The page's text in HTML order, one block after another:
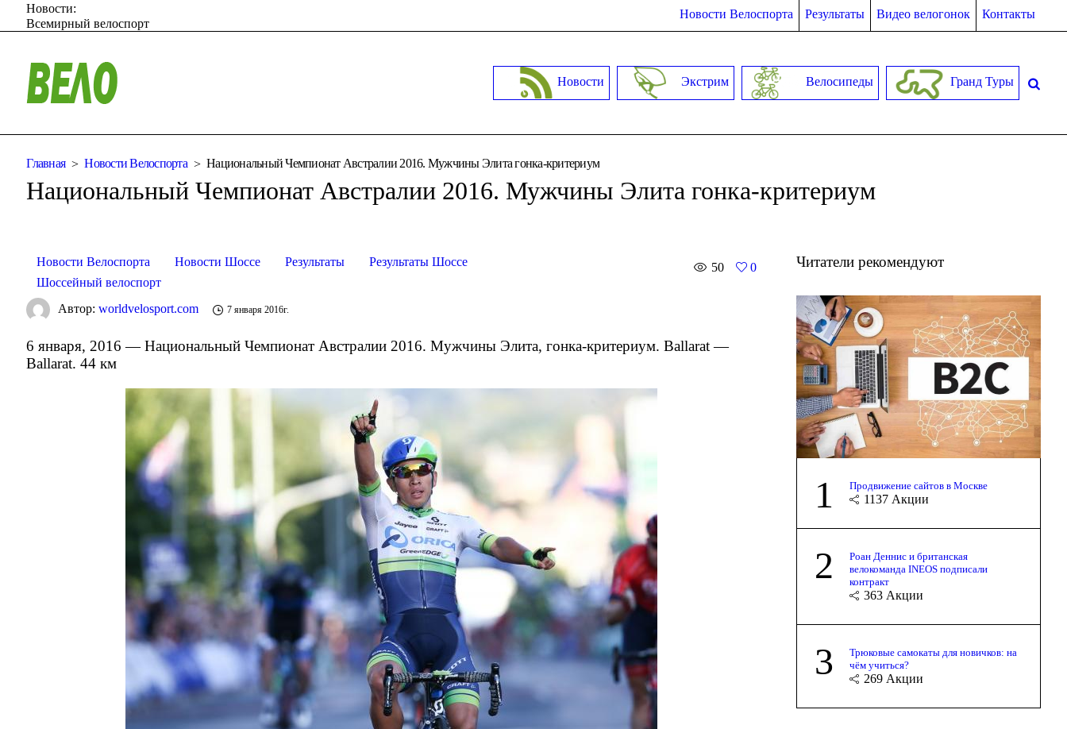
Новости Велоспорта Результаты Видео велогонок Контакты
Новости:
Всемирный велоспорт
Новости Экстрим Велосипеды Гранд Туры
Главная Новости Велоспорта Национальный Чемпионат Австралии 2016. Мужчины Элита гонка-критериум
Национальный Чемпионат Австралии 2016. Мужчины Элита гонка-критериум
Новости Велоспорта Новости Шоссе Результаты
Результаты Шоссе
Шоссейный велоспорт
50 0
Автор:worldvelosport.com 7 января 2016г.
6 января, 2016 — Национальный Чемпионат Австралии 2016. Мужчины Элита, гонка-критериум. Ballarat —
Ballarat. 44 км
Читатели рекомендуют
1 Продвижение сайтов в Москве
1137 Акции
2
Роан Деннис и британская
велокоманда INEOS подписали
контракт
363 Акции
3
Трюковые самокаты для новичков: на
чём учиться?
269 Акции